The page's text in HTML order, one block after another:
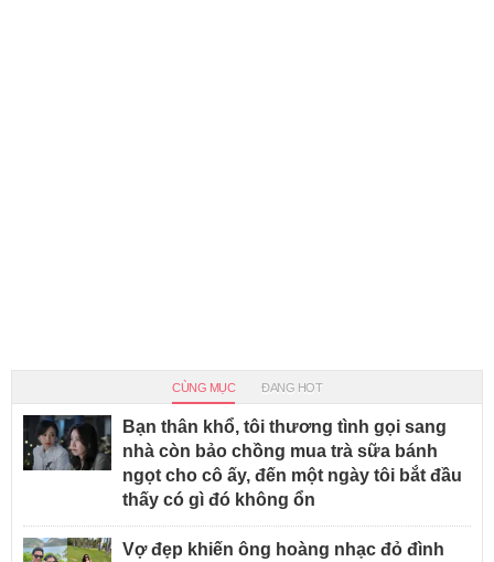
CÙNG MỤC ĐANG HOT
Bạn thân khổ, tôi thương tình gọi sang
nhà còn bảo chồng mua trà sữa bánh
ngọt cho cô ấy, đến một ngày tôi bắt đầu
thấy có gì đó không ổn
Vợ đẹp khiến ông hoàng nhạc đỏ đình